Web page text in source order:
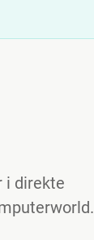
i direkte